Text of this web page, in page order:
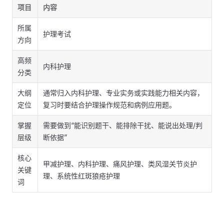
项目 内容
所属
方向
护理考试
高频
分类
内科护理
大纲
定位
通常归入内科护理、专业实务或实践能力相关内容，
复习时要结合护理操作规范和病例应用题。
掌握
层级
需要做到“能识别题干、能排除干扰、能说出处理/判
断依据”
核心
关键
词
甲减护理、内科护理、痛风护理、类风湿关节炎护
理、系统性红斑狼疮护理